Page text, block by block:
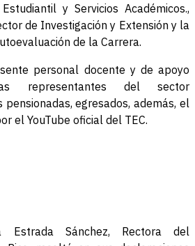
y Servicios Académicos.,
de Investigación y Extensión y la
de la Carrera.
personal docente y de apoyo
representantes del sector
egresados, además, el
el YouTube oficial del TEC.
Estrada Sánchez, Rectora del